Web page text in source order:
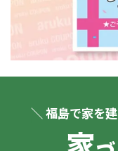
＼ 福島で家を